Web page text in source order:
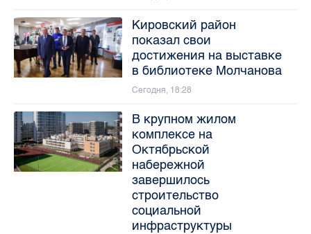
Кировский район
показал свои
достижения на выставке
в библиотеке Молчанова
Сегодня, 18:28
В крупном жилом
комплексе на
Октябрьской
набережной
завершилось
строительство
социальной
инфраструктуры